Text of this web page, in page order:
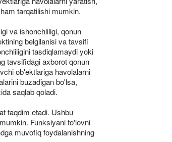
tarqatilishi mumkin.
va ishonchliligi, qonun
belgilanisi va tavsifi
tasdiqlamaydi yoki
tavsifidagi axborot qonun
ob'ektlariga havolalarni
buzadigan bo'lsa,
saqlab qoladi.
taqdim etadi. Ushbu
Funksiyani to'lovni
muvofiq foydalanishning